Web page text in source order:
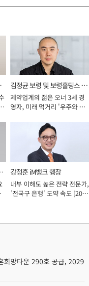
김정균 보령 및 보령홀딩스 대
표이사 사장
제약업계의 젊은 오너 3세 경
영자, 미래 먹거리 '우주와 헬
강정훈 iM뱅크 행장
내부 이해도 높은 전략 전문가,
'전국구 은행' 도약 속도 [2026
희망타운 290호 공급, 2029